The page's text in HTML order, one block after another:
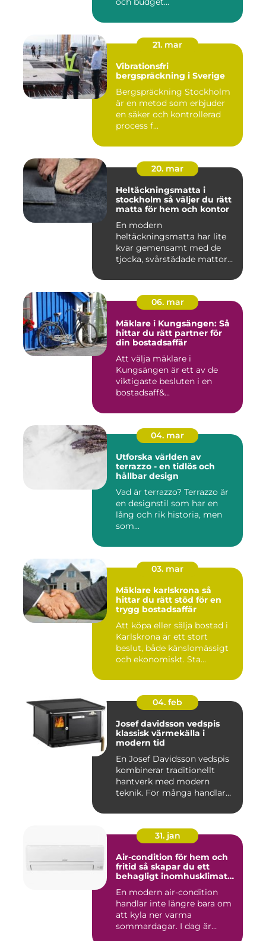
21. mar
Vibrationsfri
bergspräckning i Sverige
Bergspräckning Stockholm
är en metod som erbjuder
en säker och kontrollerad
process f...
20. mar
Heltäckningsmatta i
stockholm så väljer du rätt
matta för hem och kontor
En modern
heltäckningsmatta har lite
kvar gemensamt med de
tjocka, svårstädade mattor
06. mar
Mäklare i Kungsängen: Så
hittar du rätt partner för
din bostadsaffär
Att välja mäklare i
Kungsängen är ett av de
viktigaste besluten i en
bostadsaff&...
04. mar
Utforska världen av
terrazzo - en tidlös och
hållbar design
Vad är terrazzo? Terrazzo är
en designstil som har en
lång och rik historia, men
som...
03. mar
Mäklare karlskrona så
hittar du rätt stöd för en
trygg bostadsaffär
Att köpa eller sälja bostad i
Karlskrona är ett stort
beslut, både känslomässigt
och ekonomiskt. Sta...
04. feb
Josef davidsson vedspis
klassisk värmekälla i
modern tid
En Josef Davidsson vedspis
kombinerar traditionellt
hantverk med modern
teknik. För många handlar
31. jan
Air-condition för hem och
fritid så skapar du ett
behagligt inomhusklimat
En modern air-condition
handlar inte längre bara om
att kyla ner varma
sommardagar. I dag är